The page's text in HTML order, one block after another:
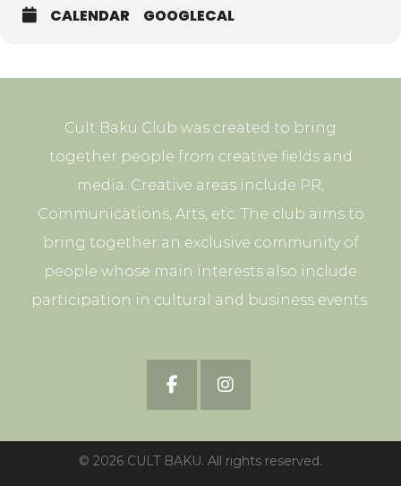
CALENDAR GOOGLECAL
Cult Baku Club was created to bring
together people from creative fields and
media. Creative areas include PR,
Communications, Arts, etc. The club aims to
bring together an exclusive community of
people whose main interests also include
participation in cultural and business events.
© 2026 CULT BAKU. All rights reserved.